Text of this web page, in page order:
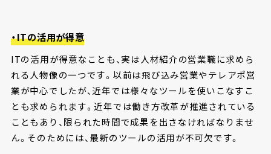
・ITの活用が得意
ITの活用が得意なことも、実は人材紹介の営業職に求めら
れる人物像の一つです。以前は飛び込み営業やテレアポ営
業が中心でしたが、近年では様々なツールを使いこなすこ
とも求められます。近年では働き方改革が推進されている
こともあり、限られた時間で成果を出さなければなりませ
ん。そのためには、最新のツールの活用が不可欠です。